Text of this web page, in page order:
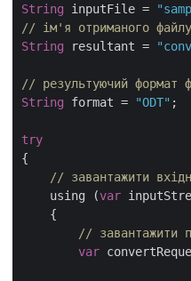
String inputFile =
// ім'я отриманого файлу
String resultant =
// результуючий формат
String format = "ODT" ;
try
{
// завантажити
    using (
var
    {
// завантажити
var